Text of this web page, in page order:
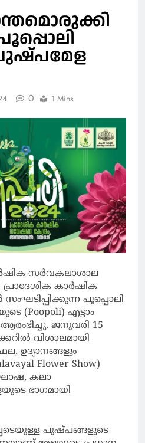
പുഷ്പമേള
0 1 Mins
സര്‍വകലാശാല
കാര്‍ഷിക
പൂപ്പൊലി
(Poopoli) എട്ടാം
ജനുവരി 15
വിശാലമായി
ഉദ്യാനങ്ങളും
Flower Show)
കലാ
ഭാഗമായി
പുഷ്പങ്ങളുടെ